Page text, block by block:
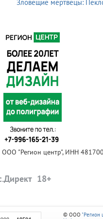
Зловещие мертвецы:
ООО "Регион центр", ИНН
© ООО "Регион